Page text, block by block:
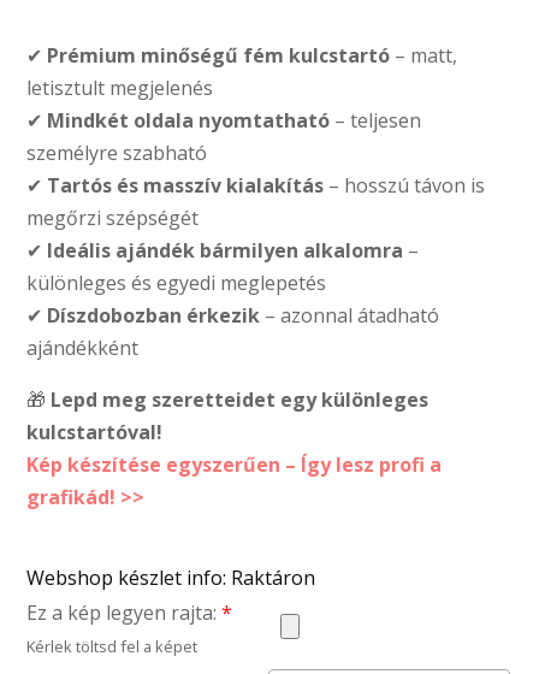
✔ Prémium minőségű fém kulcstartó – matt,
letisztult megjelenés
✔ Mindkét oldala nyomtatható – teljesen
személyre szabható
✔ Tartós és masszív kialakítás – hosszú távon is
megőrzi szépségét
✔ Ideális ajándék bármilyen alkalomra –
különleges és egyedi meglepetés
✔ Díszdobozban érkezik – azonnal átadható
ajándékként
🎁 Lepd meg szeretteidet egy különleges
kulcstartóval!
Kép készítése egyszerűen – Így lesz profi a
grafikád! >>
Webshop készlet info: Raktáron
Ez a kép legyen rajta:*
Kérlek töltsd fel a képet